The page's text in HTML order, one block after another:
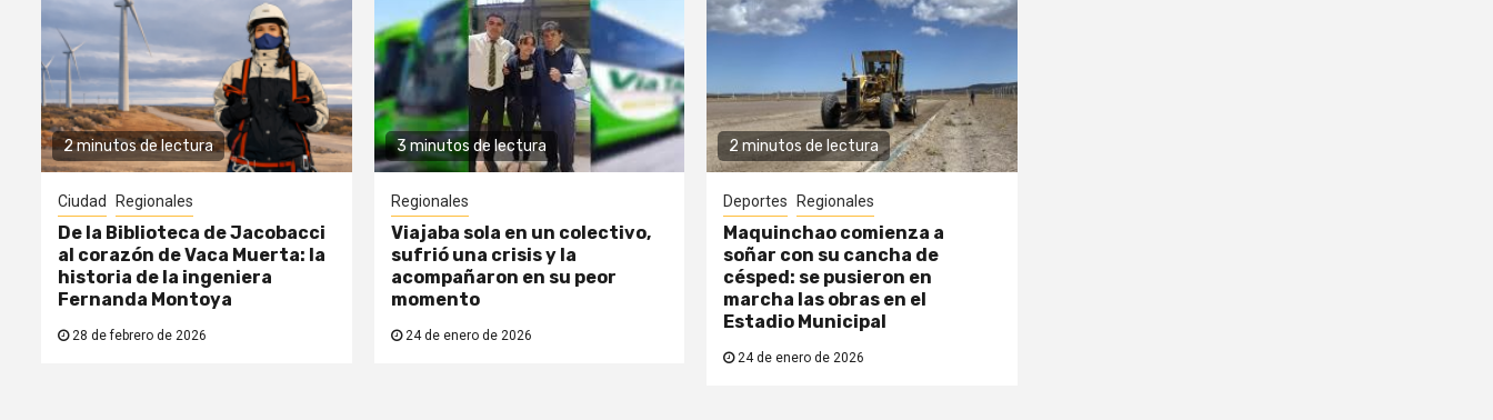
2 minutos de lectura
Ciudad Regionales
De la Biblioteca de Jacobacci
al corazón de Vaca Muerta: la
historia de la ingeniera
Fernanda Montoya
28 de febrero de 2026
3 minutos de lectura
Regionales
Viajaba sola en un colectivo,
sufrió una crisis y la
acompañaron en su peor
momento
24 de enero de 2026
2 minutos de lectura
Deportes Regionales
Maquinchao comienza a
soñar con su cancha de
césped: se pusieron en
marcha las obras en el
Estadio Municipal
24 de enero de 2026